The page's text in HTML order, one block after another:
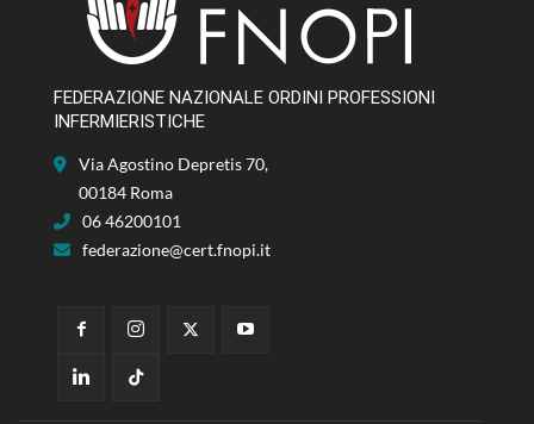
FEDERAZIONE NAZIONALE ORDINI PROFESSIONI
INFERMIERISTICHE
Via Agostino Depretis 70,
00184 Roma
06 46200101
federazione@cert.fnopi.it